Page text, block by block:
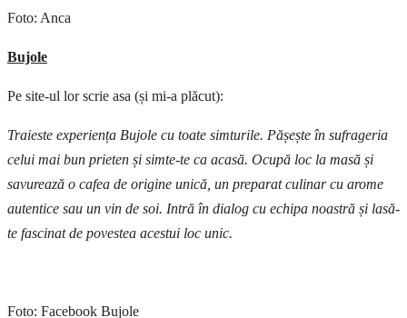
Foto: Anca
Bujole
Pe site-ul lor scrie asa (și mi-a plăcut):
Traieste experiența Bujole cu toate simturile. Pășește în sufrageria
celui mai bun prieten și simte-te ca acasă. Ocupă loc la masă și
savurează o cafea de origine unică, un preparat culinar cu arome
autentice sau un vin de soi. Intră în dialog cu echipa noastră și lasă-
te fascinat de povestea acestui loc unic.
Foto: Facebook Bujole